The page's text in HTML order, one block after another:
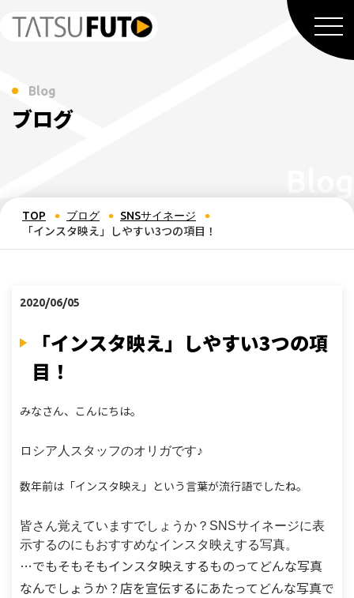
Blog
ブログ
TOP ブログ SNSサイネージ
「インスタ映え」しやすい3つの項目！
2020/06/05
「インスタ映え」しやすい3つの項
目！
みなさん、こんにちは。
ロシア人スタッフのオリガです♪
数年前は「インスタ映え」という言葉が流行語でしたね。
皆さん覚えていますでしょうか？ SNSサイネージに表
示するのにもおすすめなインスタ映えする写真。
…でもそもそもインスタ映えするものってどんな写真
なんでしょうか？ 店を宣伝するにあたってどんな写真で